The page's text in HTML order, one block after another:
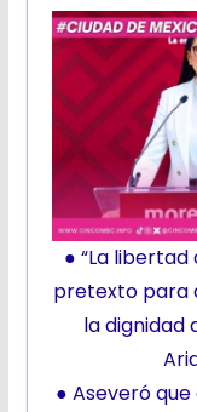
● “La
pretexto para
la dignidad
● Aseveró